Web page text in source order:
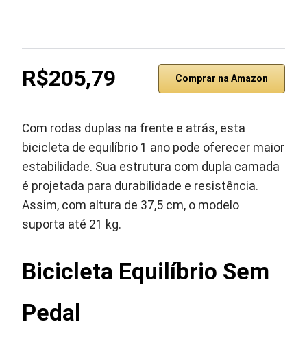
R$205,79 Comprar na Amazon
Com rodas duplas na frente e atrás, esta
bicicleta de equilíbrio 1 ano pode oferecer maior
estabilidade. Sua estrutura com dupla camada
é projetada para durabilidade e resistência.
Assim, com altura de 37,5 cm, o modelo
suporta até 21 kg.
Bicicleta Equilíbrio Sem
Pedal